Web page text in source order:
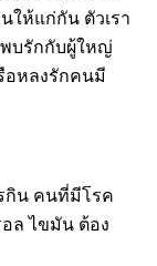
ให้แก่กัน ตัวเรา
พบรักกับผู้ใหญ่
อหลงรักคนมี
กิน คนที่มีโรค
ล ไขมัน ต้อง